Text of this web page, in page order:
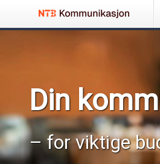
Din
– for viktige